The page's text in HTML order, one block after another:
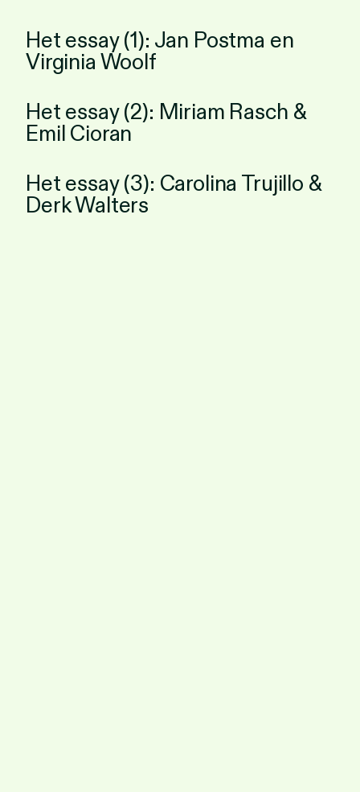
Het essay (1): Jan Postma en
Virginia Woolf
Het essay (2): Miriam Rasch &
Emil Cioran
Het essay (3): Carolina Trujillo &
Derk Walters